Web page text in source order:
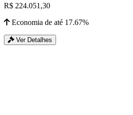
R$ 224.051,30
Economia de até 17.67%
Ver Detalhes